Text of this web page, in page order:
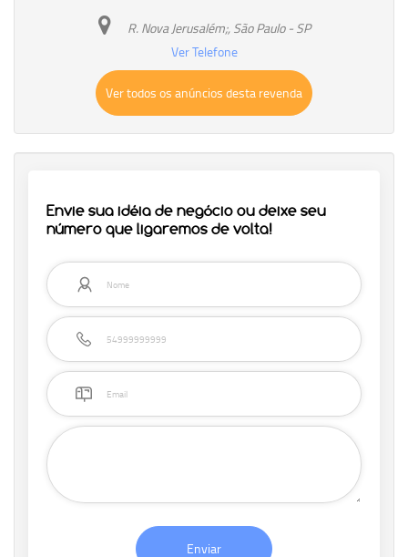
R. Nova Jerusalém;, São Paulo - SP
Ver Telefone
Ver todos os anúncios desta revenda
Envie sua idéia de negócio ou deixe seu
número que ligaremos de volta!
Enviar